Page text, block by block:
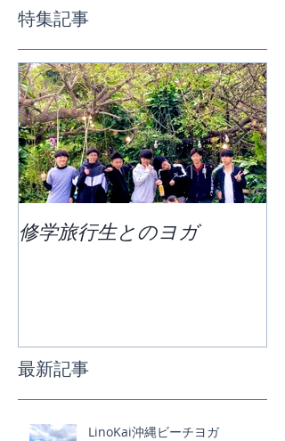
特集記事
修学旅行生とのヨガ
最新記事
LinoKai沖縄ビーチヨガ